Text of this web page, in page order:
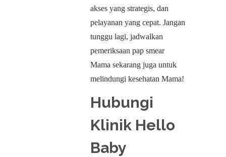
akses yang strategis, dan
pelayanan yang cepat. Jangan
tunggu lagi, jadwalkan
pemeriksaan pap smear
Mama sekarang juga untuk
melindungi kesehatan Mama!
Hubungi
Klinik Hello
Baby